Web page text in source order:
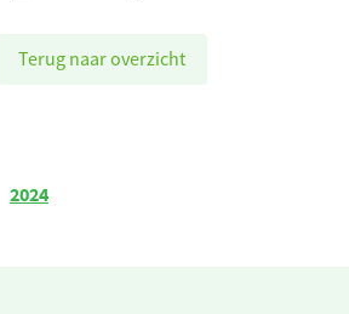
Terug naar overzicht
2024